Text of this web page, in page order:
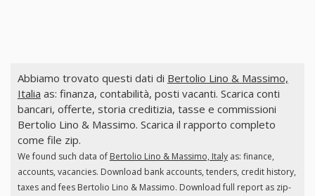
Abbiamo trovato questi dati di Bertolio Lino & Massimo,
Italia as: finanza, contabilità, posti vacanti. Scarica conti
bancari, offerte, storia creditizia, tasse e commissioni
Bertolio Lino & Massimo. Scarica il rapporto completo
come file zip.
We found such data of Bertolio Lino & Massimo, Italyas: finance,
accounts, vacancies. Download bank accounts, tenders, credit history,
taxes and fees Bertolio Lino & Massimo. Download full report as zip-